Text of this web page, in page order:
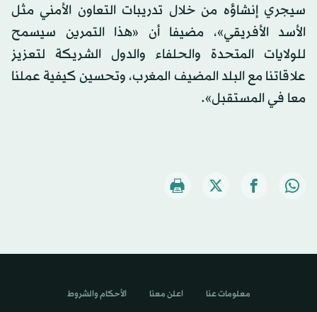
سيجري إنشاؤه من خلال تدريبات التعاون الأمني مثل
الأسد الأفريقي»، مضيفا أن «هذا التمرين سيسمح
للولايات المتحدة والحلفاء والدول الشريكة لتعزيز
علاقاتنا مع البلد المضيف المغرب، وتحسين كيفية عملنا
معا في المستقبل».
معلومات عنا اعلن معنا الأحكام والشروط